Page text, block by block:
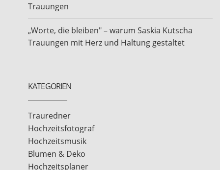
Trauungen
„Worte, die bleiben" – warum Saskia Kutscha
Trauungen mit Herz und Haltung gestaltet
KATEGORIEN
Trauredner
Hochzeitsfotograf
Hochzeitsmusik
Blumen & Deko
Hochzeitsplaner